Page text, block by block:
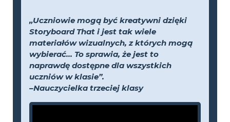
„Uczniowie mogą być kreatywni dzięki
Storyboard That i jest tak wiele
materiałów wizualnych, z których mogą
wybierać... To sprawia, że jest to
naprawdę dostępne dla wszystkich
uczniów w klasie”.
–Nauczycielka trzeciej klasy